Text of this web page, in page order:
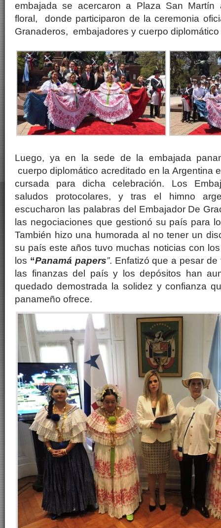
embajada se acercaron a Plaza San Martín
floral, donde participaron de la ceremonia
Granaderos, embajadores y cuerpo
Luego, ya en la sede de la embajada
cuerpo diplomático acreditado en la Argentina
cursada para dicha celebración. Los
saludos protocolares, y tras el himno
escucharon las palabras del Embajador De
las negociaciones que gestionó su país para
También hizo una humorada al no tener un
su país este años tuvo muchas noticias con
los “Panamá papers”. Enfatizó que a pesar
las finanzas del país y los depósitos han
quedado demostrada la solidez y confianza
panameño ofrece.